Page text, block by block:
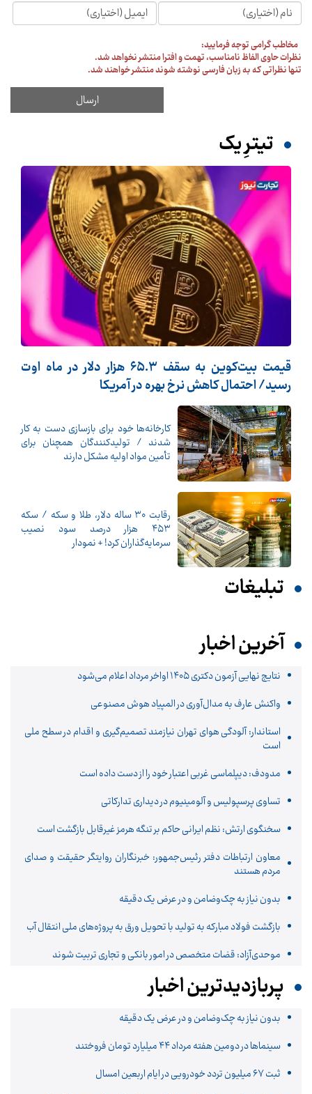
مخاطب گرامی توجه فرمایید:
نظرات حاوی الفاظ نامناسب، تهمت و افترا منتشر نخواهد شد.
تنها نظراتی که به زبان فارسی نوشته شوند منتشر خواهند شد.
تیترِ یک
قیمت بیت‌کوین به سقف ۶۵.۳ هزار دلار در ماه اوت
رسید/ احتمال کاهش نرخ بهره در آمریکا
کارخانه‌ها خود برای بازسازی دست به کار
شدند / تولیدکنندگان همچنان برای
تأمین مواد اولیه مشکل دارند
رقابت ۳۰ ساله دلار، طلا و سکه / سکه
۴۵۳ هزار درصد سود نصیب
سرمایه‌گذاران کرد! + نمودار
تبلیغات
آخرین اخبار
نتایج نهایی آزمون دکتری ۱۴۰۵ اواخر مرداد اعلام می‌شود
واکنش عارف به مدال‌آوری در المپیاد هوش مصنوعی
استاندار: آلودگی هوای تهران نیازمند تصمیم‌گیری و اقدام در سطح ملی
است
مدودف: دیپلماسی غربی اعتبار خود را از دست داده است
تساوی پرسپولیس و آلومینیوم در دیداری تدارکاتی
سخنگوی ارتش: نظم ایرانی حاکم بر تنگه هرمز غیرقابل بازگشت است
معاون ارتباطات دفتر رئیس‌جمهور: خبرنگاران روایتگر حقیقت و صدای
مردم هستند
بدون نیاز به چک‌وضامن و در عرض یک دقیقه
بازگشت فولاد مبارکه به تولید با تحویل ورق به پروژه‌های ملی انتقال آب
موحدی‌آزاد: قضات متخصص در امور بانکی و تجاری تربیت شوند
پربازدیدترین اخبار
بدون نیاز به چک‌وضامن و در عرض یک دقیقه
سینماها در دومین هفته‌ مرداد ۴۴ میلیارد تومان فروختند
ثبت ۶۷ میلیون تردد خودرویی در ایام اربعین امسال